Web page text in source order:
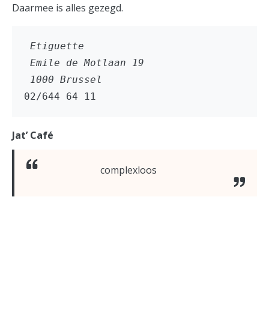
Daarmee is alles gezegd.
Etiguette
Emile de Motlaan 19
1000 Brussel
02/644 64 11
Jat’ Café
complexloos